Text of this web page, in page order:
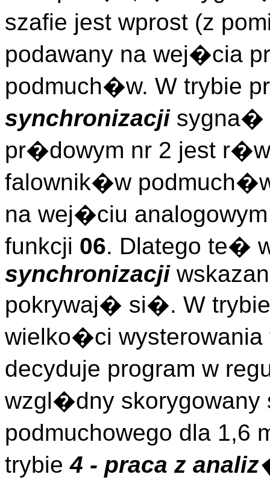
szafie jest wprost (z
podawany na wej�cia
podmuch�w. W trybie
synchronizacjisygna�
pr�dowym nr 2 jest
falownik�w
na wej�ciu
funkcji 06. Dlatego te�
synchronizacji
pokrywaj� si�. W
wielko�ci
decyduje program w
wzgl�dny
podmuchowego dla
trybie4 - praca z